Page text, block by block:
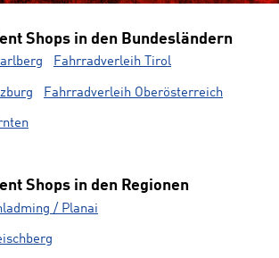
Shops in den Bundesländern
Fahrradverleih Tirol
Fahrradverleih Oberösterreich
Shops in den Regionen
/ Planai